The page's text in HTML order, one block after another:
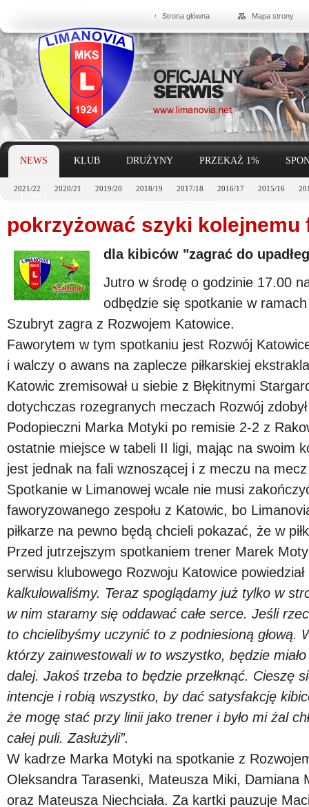
Strona główna Mapa strony
NEWS
2021/22 2020/21 2019/20 2018/19 2017/18 2016/17 2015/16
KLUB DRUŻYNY PRZEKAŻ 1%
pokrzyżować szyki kolejnemu
dla kibiców "zagrać do
Jutro w środę o godzinie 17.00
odbędzie się spotkanie w
Szubryt zagra z Rozwojem Katowice.
Faworytem w tym spotkaniu jest Rozwój
i walczy o awans na zaplecze piłkarskiej
Katowic zremisował u siebie z Błękitnymi
dotychczas rozegranych meczach Rozwój
Podopieczni Marka Motyki po remisie 2-2 z
ostatnie miejsce w tabeli II ligi, mając na swoim
jest jednak na fali wznoszącej i z meczu na
Spotkanie w Limanowej wcale nie musi
faworyzowanego zespołu z Katowic, bo
piłkarze na pewno będą chcieli pokazać, że w
Przed jutrzejszym spotkaniem trener Marek
serwisu klubowego Rozwoju Katowice
kalkulowaliśmy. Teraz spoglądamy już tylko w
w nim staramy się oddawać całe serce. Jeśli
to chcielibyśmy uczynić to z podniesioną głową.
którzy zainwestowali w to wszystko, będzie
dalej. Jakoś trzeba to będzie przełknąć. Cieszę
intencje i robią wszystko, by dać satysfakcję
że mogę stać przy linii jako trener i było mi żal
całej puli. Zasłużyli”.
W kadrze Marka Motyki na spotkanie z
Oleksandra Tarasenki, Mateusza Miki, Damiana
oraz Mateusza Niechciała. Za kartki pauzuje